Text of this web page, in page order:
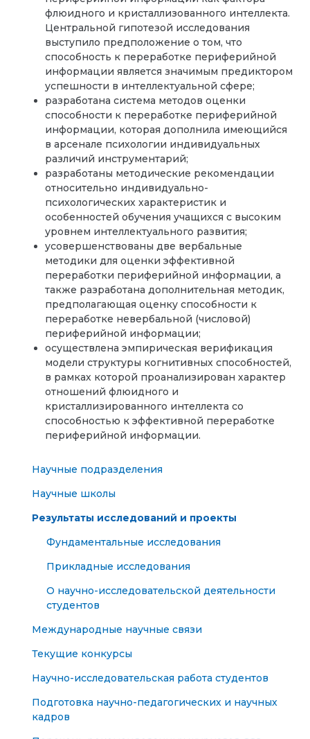
флюидного и кристаллизованного интеллекта.
Центральной гипотезой исследования
выступило предположение о том, что
способность к переработке периферийной
информации является значимым предиктором
успешности в интеллектуальной сфере;
разработана система методов оценки
способности к переработке периферийной
информации, которая дополнила имеющийся
в арсенале психологии индивидуальных
различий инструментарий;
разработаны методические рекомендации
относительно индивидуально-
психологических характеристик и
особенностей обучения учащихся с высоким
уровнем интеллектуального развития;
усовершенствованы две вербальные
методики для оценки эффективной
переработки периферийной информации, а
также разработана дополнительная методик,
предполагающая оценку способности к
переработке невербальной (числовой)
периферийной информации;
осуществлена эмпирическая верификация
модели структуры когнитивных способностей,
в рамках которой проанализирован характер
отношений флюидного и
кристаллизированного интеллекта со
способностью к эффективной переработке
периферийной информации.
Научные подразделения
Научные школы
Результаты исследований и проекты
Фундаментальные исследования
Прикладные исследования
О научно-исследовательской деятельности
студентов
Международные научные связи
Текущие конкурсы
Научно-исследовательская работа студентов
Подготовка научно-педагогических и научных
кадров